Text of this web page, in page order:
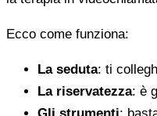
Ecco come funziona:
La seduta: ti
La riservatezza: è
Gli strumenti: